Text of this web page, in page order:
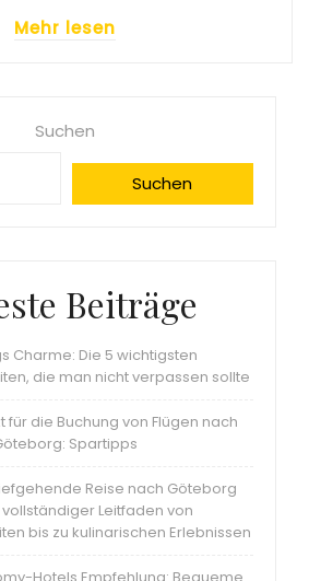
Mehr lesen
Suchen
Suchen
Beiträge
Charme: Die 5 wichtigsten
die man nicht verpassen sollte
für die Buchung von Flügen nach
Spartipps
Reise nach Göteborg
vollständiger Leitfaden von
bis zu kulinarischen Erlebnissen